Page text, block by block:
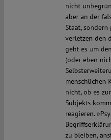
nicht
aber an der
Staat,
verletzen den
geht es um
(oder eben
menschlichen
nicht, ob es
Subjekts
reagieren.
zu bleiben,